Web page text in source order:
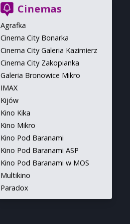
Cinemas
Agrafka
Cinema City Bonarka
Cinema City Galeria Kazimierz
Cinema City Zakopianka
Galeria Bronowice Mikro
IMAX
Kijów
Kino Kika
Kino Mikro
Kino Pod Baranami
Kino Pod Baranami ASP
Kino Pod Baranami w MOS
Multikino
Paradox